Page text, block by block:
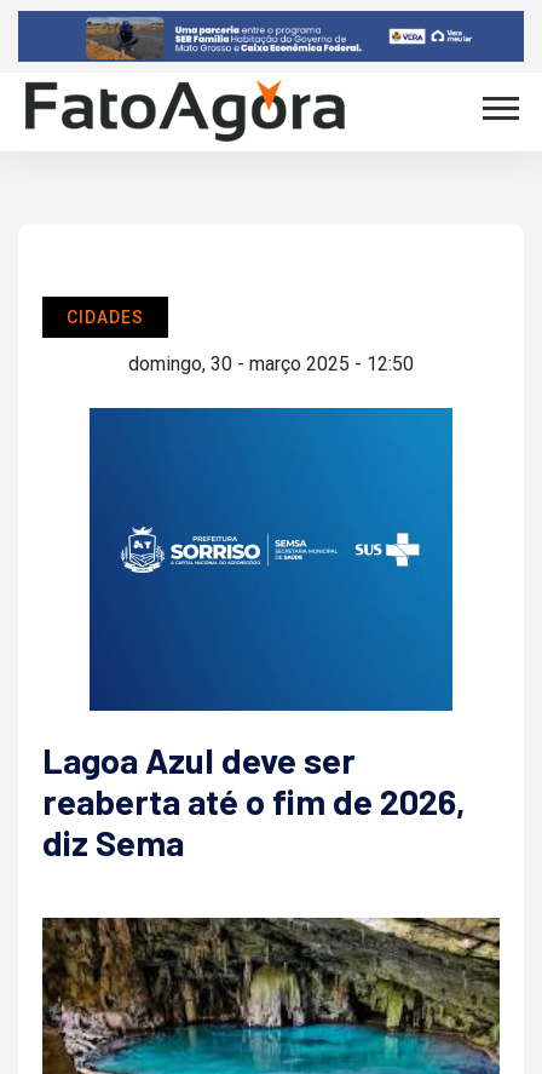
CIDADES
domingo, 30 - março 2025 - 12:50
Lagoa Azul deve ser
reaberta até o fim de 2026,
diz Sema